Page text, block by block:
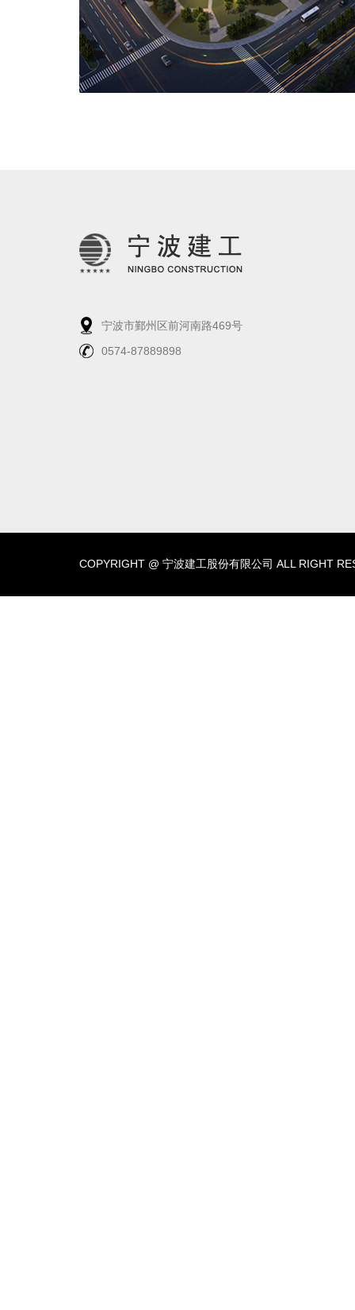
宁波市鄞州区前河南路469号
0574-87889898
COPYRIGHT @ 宁波建工股份有限公司 ALL RIGHT